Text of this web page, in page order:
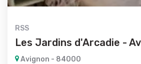
RSS
Les Jardins d'Arcadie -
Avignon - 84000